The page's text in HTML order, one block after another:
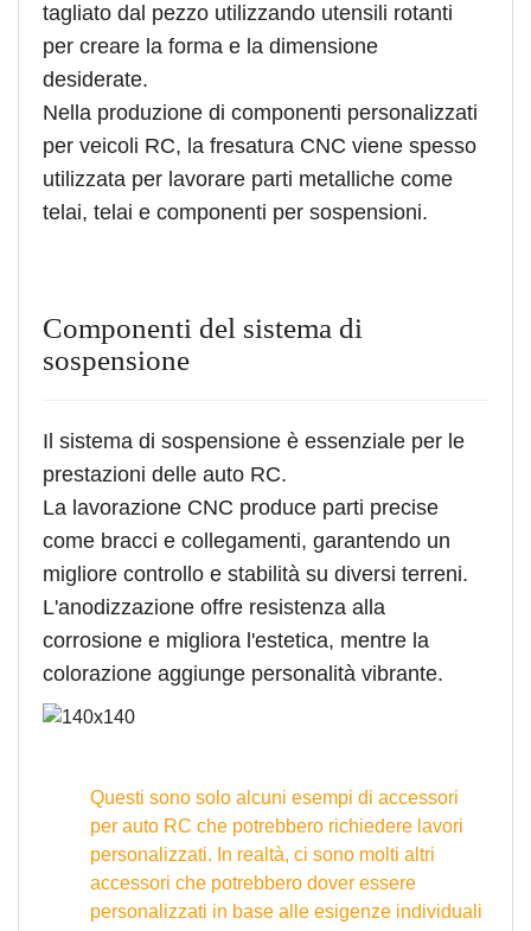
tagliato dal pezzo utilizzando utensili rotanti
per creare la forma e la dimensione
desiderate.
Nella produzione di componenti personalizzati
per veicoli RC, la fresatura CNC viene spesso
utilizzata per lavorare parti metalliche come
telai, telai e componenti per sospensioni.
Componenti del sistema di
sospensione
Il sistema di sospensione è essenziale per le
prestazioni delle auto RC.
La lavorazione CNC produce parti precise
come bracci e collegamenti, garantendo un
migliore controllo e stabilità su diversi terreni.
L'anodizzazione offre resistenza alla
corrosione e migliora l'estetica, mentre la
colorazione aggiunge personalità vibrante.
Questi sono solo alcuni esempi di accessori
per auto RC che potrebbero richiedere lavori
personalizzati. In realtà, ci sono molti altri
accessori che potrebbero dover essere
personalizzati in base alle esigenze individuali